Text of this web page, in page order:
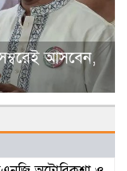
আসবেন,